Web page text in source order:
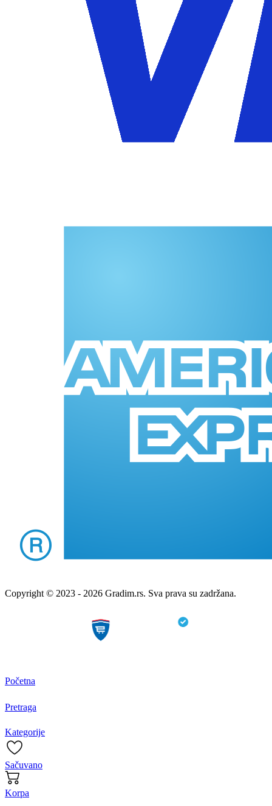
Copyright © 2023 - 2026 Gradim.rs. Sva prava su zadržana.
Početna
Pretraga
Kategorije
Sačuvano
Korpa